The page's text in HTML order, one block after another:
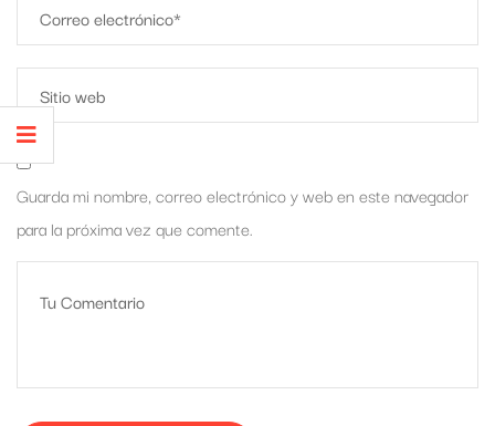
Guarda mi nombre, correo electrónico y web en este navegador
para la próxima vez que comente.